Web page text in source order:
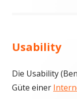
Usability
Die Usability
Güte einer